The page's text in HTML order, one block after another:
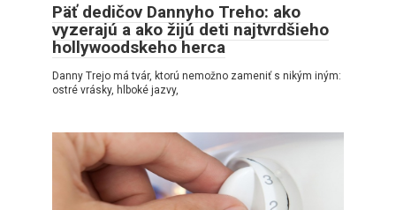
Päť dedičov Dannyho Treho: ako
vyzerajú a ako žijú deti najtvrdšieho
hollywoodskeho herca
Danny Trejo má tvár, ktorú nemožno zameniť s nikým iným:
ostré vrásky, hlboké jazvy,